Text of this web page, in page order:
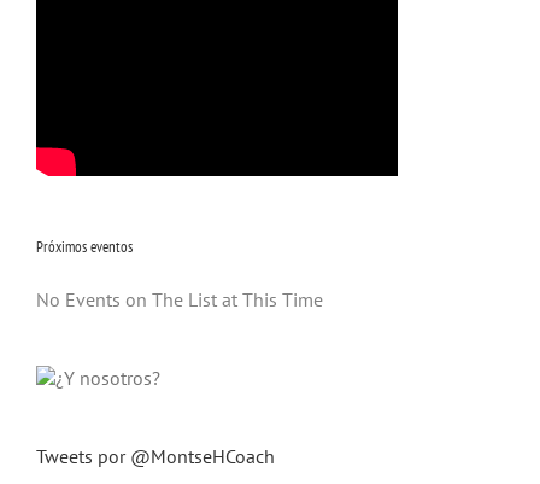
Próximos eventos
No Events on The List at This Time
Tweets por @MontseHCoach